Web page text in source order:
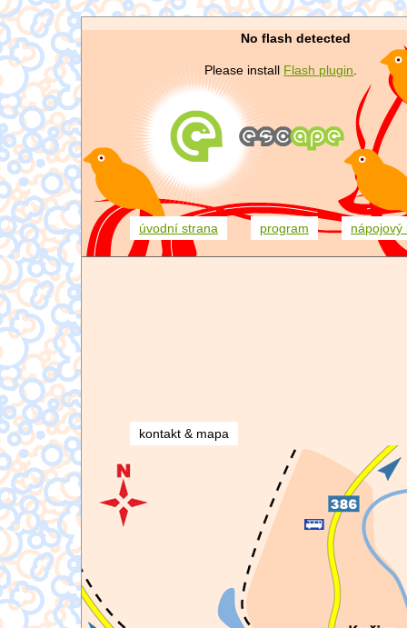
No flash detected
Please install Flash plugin
úvodní strana program nápojový
kontakt & mapa